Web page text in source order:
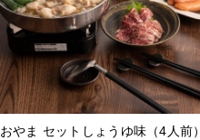
やま セットしょうゆ味（4人前）